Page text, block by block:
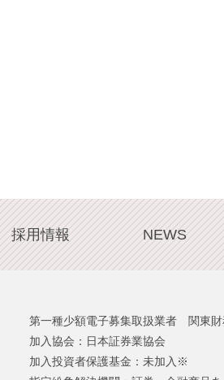
採用情報 NEWS
第一種少額電子募集取扱業者 関東
加入協会：日本証券業協会
加入投資者保護基金：未加入※